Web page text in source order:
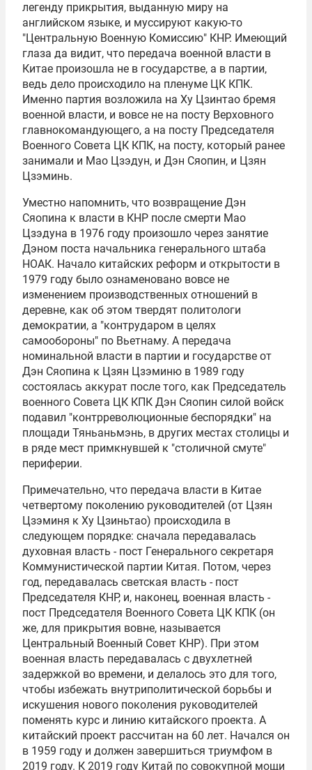
легенду прикрытия, выданную миру на
английском языке, и муссируют какую-то
"Центральную Военную Комиссию" КНР. Имеющий
глаза да видит, что передача военной власти в
Китае произошла не в государстве, а в партии,
ведь дело происходило на пленуме ЦК КПК.
Именно партия возложила на Ху Цзинтао бремя
военной власти, и вовсе не на посту Верховного
главнокомандующего, а на посту Председателя
Военного Совета ЦК КПК, на посту, который ранее
занимали и Мао Цзэдун, и Дэн Сяопин, и Цзян
Цзэминь.
Уместно напомнить, что возвращение Дэн
Сяопина к власти в КНР после смерти Мао
Цзэдуна в 1976 году произошло через занятие
Дэном поста начальника генерального штаба
НОАК. Начало китайских реформ и открытости в
1979 году было ознаменовано вовсе не
изменением производственных отношений в
деревне, как об этом твердят политологи
демократии, а "контрударом в целях
самообороны" по Вьетнаму. А передача
номинальной власти в партии и государстве от
Дэн Сяопина к Цзян Цзэминю в 1989 году
состоялась аккурат после того, как Председатель
военного Совета ЦК КПК Дэн Сяопин силой войск
подавил "контрреволюционные беспорядки" на
площади Тяньаньмэнь, в других местах столицы и
в ряде мест примкнувшей к "столичной смуте"
периферии.
Примечательно, что передача власти в Китае
четвертому поколению руководителей (от Цзян
Цзэминя к Ху Цзиньтао) происходила в
следующем порядке: сначала передавалась
духовная власть - пост Генерального секретаря
Коммунистической партии Китая. Потом, через
год, передавалась светская власть - пост
Председателя КНР, и, наконец, военная власть -
пост Председателя Военного Совета ЦК КПК (он
же, для прикрытия вовне, называется
Центральный Военный Совет КНР). При этом
военная власть передавалась с двухлетней
задержкой во времени, и делалось это для того,
чтобы избежать внутриполитической борьбы и
искушения нового поколения руководителей
поменять курс и линию китайского проекта. А
китайский проект рассчитан на 60 лет. Начался он
в 1959 году и должен завершиться триумфом в
2019 году. К 2019 году Китай по совокупной мощи